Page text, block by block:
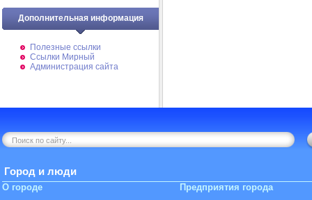
Дополнительная информация
Полезные ссылки
Ссылки Мирный
Администрация сайта
Город и люди
О городе Предприятия города